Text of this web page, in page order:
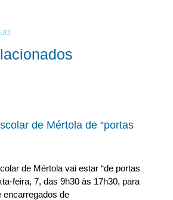
de Mértola de “portas
de Mértola vai estar “de portas
feira, 7, das 9h30 às 17h30, para
encarregados de